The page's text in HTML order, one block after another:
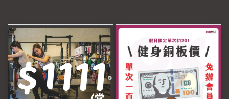
年走春，要不要來啊!!
摸彩球資格乙次🔥🔥
🔥年尾給自己一個健康
大禮物✨獎品✨🔥新
購課（新會員購課即
抽）• 一獎：marshell